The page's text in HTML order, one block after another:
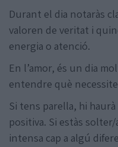
Durant el dia notaràs
valoren de veritat i
energia o atenció.
En l’amor, és un dia
entendre què
Si tens parella, hi
positiva. Si estàs
intensa cap a algú